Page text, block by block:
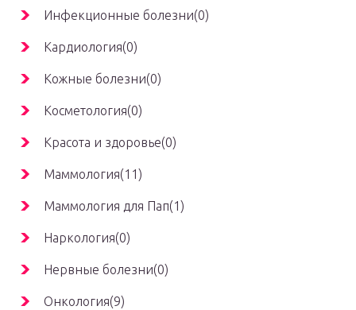
Инфекционные болезни(0)
Кардиология(0)
Кожные болезни(0)
Косметология(0)
Красота и здоровье(0)
Маммология(11)
Маммология для Пап(1)
Наркология(0)
Нервные болезни(0)
Онкология(9)